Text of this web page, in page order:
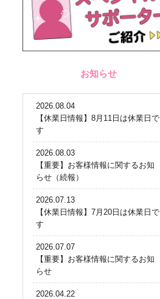
お知らせ
2026.08.04
【休業日情報】8月11日は休業日で
す
2026.08.03
【重要】お客様情報に関するお知
らせ（続報）
2026.07.13
【休業日情報】7月20日は休業日で
す
2026.07.07
【重要】お客様情報に関するお知
らせ
2026.04.22